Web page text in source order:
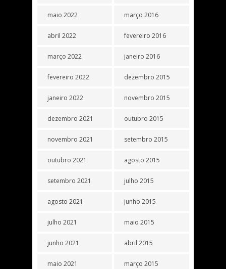
maio 2022
abril 2022
março 2022
fevereiro 2022
janeiro 2022
dezembro 2021
novembro 2021
outubro 2021
setembro 2021
agosto 2021
julho 2021
junho 2021
maio 2021
março 2016
fevereiro 2016
janeiro 2016
dezembro 2015
novembro 2015
outubro 2015
setembro 2015
agosto 2015
julho 2015
junho 2015
maio 2015
abril 2015
março 2015